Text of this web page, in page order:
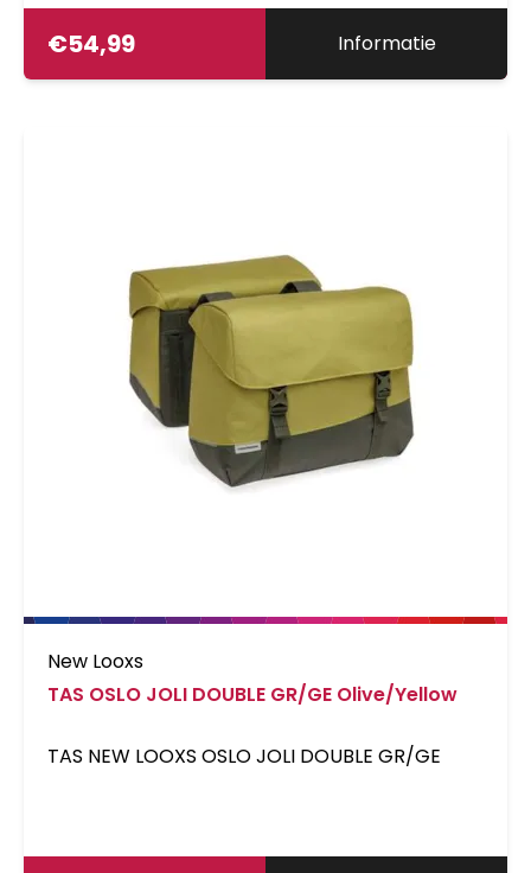
€54,99 Informatie
New Looxs
TAS OSLO JOLI DOUBLE GR/GE Olive/Yellow
TAS NEW LOOXS OSLO JOLI DOUBLE GR/GE